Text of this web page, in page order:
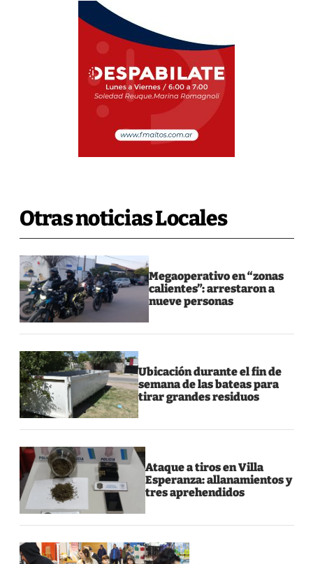
Otras noticias Locales
Megaoperativo en “zonas
calientes”: arrestaron a
nueve personas
Ubicación durante el fin de
semana de las bateas para
tirar grandes residuos
Ataque a tiros en Villa
Esperanza: allanamientos y
tres aprehendidos